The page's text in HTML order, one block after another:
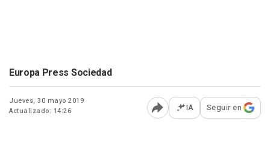
Europa Press Sociedad
Jueves, 30 mayo 2019
Actualizado: 14:26
Abrir opciones para
IA Seguir en